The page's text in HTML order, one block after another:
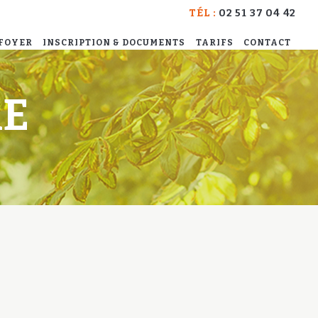
INSCRIPTION & DOCUMENTS TARIFS CONTACT
TÉL : 02 51 37 04 42